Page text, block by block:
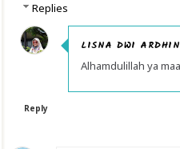
Replies
LISNA DWI
Alhamdulillah ya
Reply